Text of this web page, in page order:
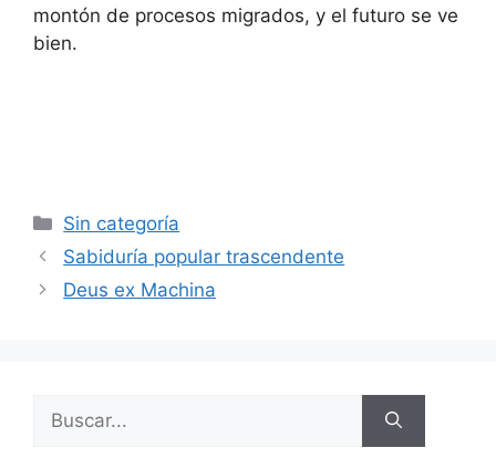
montón de procesos migrados, y el futuro se ve
bien.
Categorías
Sin categoría
Sabiduría popular trascendente
Deus ex Machina
Buscar: